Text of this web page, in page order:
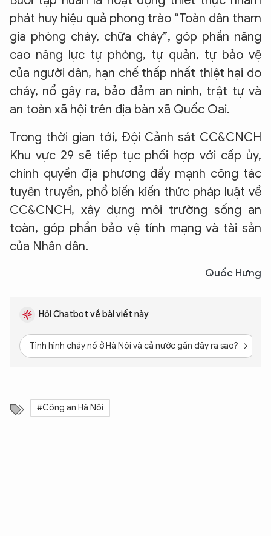
phát huy hiệu quả phong trào “Toàn dân tham
gia phòng cháy, chữa cháy”, góp phần nâng
cao năng lực tự phòng, tự quản, tự bảo vệ
của người dân, hạn chế thấp nhất thiệt hại do
cháy, nổ gây ra, bảo đảm an ninh, trật tự và
an toàn xã hội trên địa bàn xã Quốc Oai.
Trong thời gian tới, Đội Cảnh sát CC&CNCH
Khu vực 29 sẽ tiếp tục phối hợp với cấp ủy,
chính quyền địa phương đẩy mạnh công tác
tuyên truyền, phổ biến kiến thức pháp luật về
CC&CNCH, xây dựng môi trường sống an
toàn, góp phần bảo vệ tính mạng và tài sản
của Nhân dân.
Quốc Hưng
Hỏi Chatbot về bài viết này
Tình hình cháy nổ ở Hà Nội và cả nước gần đây ra sao?
#Công an Hà Nội